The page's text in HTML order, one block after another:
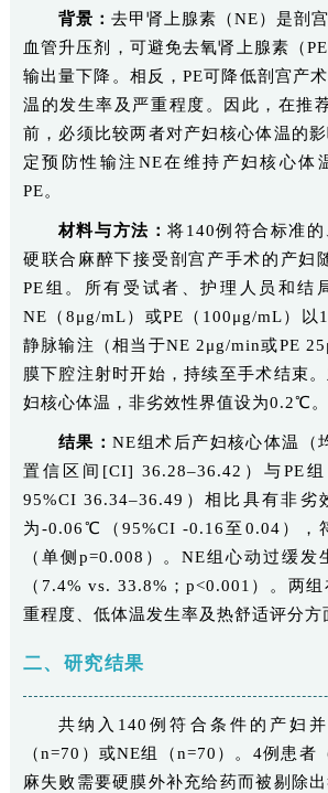
背景： 去甲肾上腺素（NE）是剖
血管升压剂，可避免去氧肾上腺素（
输出量下降。相反，PE可降低剖宫产
温的发生率及严重程度。因此，在推
前，必须比较两者对产妇核心体温的
定预防性输注NE在维持产妇核心体
PE。
材料与方法：将140例符合标准
硬联合麻醉下接受剖宫产手术的产妇
PE组。所有受试者、护理人员和结
NE（8μg/mL）或PE（100μg/mL）以
静脉输注（相当于NE 2μg/min或PE
膜下腔注射时开始，持续至手术结束
妇核心体温，非劣效性界值设为0.2℃。
结果：NE组术后产妇核心体温（
置信区间[CI] 36.28–36.42）与PE
95%CI 36.34–36.49）相比具有非劣
为-0.06℃（95%CI -0.16至0.04），
（单侧p=0.008）。NE组心动过缓发
（7.4% vs. 33.8%；p<0.001）。两
重程度、低体温发生率及热舒适评分方
二、研究结果
共纳入140例符合条件的产妇
（n=70）或NE组（n=70）。4例患者
麻失败需要硬膜外补充给药而被剔除